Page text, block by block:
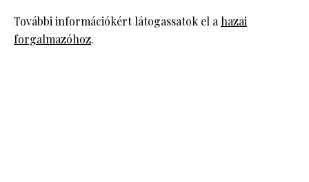
További információkért látogassatok el a hazai
forgalmazóhoz.